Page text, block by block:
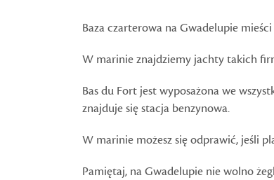
Baza czarterowa na Gwadelupie
W marinie znajdziemy jachty takich
Bas du Fort jest wyposażona we
znajduje się stacja benzynowa.
W marinie możesz się odprawić, jeśli
Pamiętaj, na Gwadelupie nie wolno